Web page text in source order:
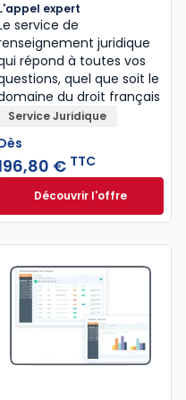
à 110,00 € TTC
expert
service de
juridique
répond à toutes vos
quel que soit le
du droit français
Service Juridique
€ TTC
Découvrir l'offreL'appel expert à
Dès